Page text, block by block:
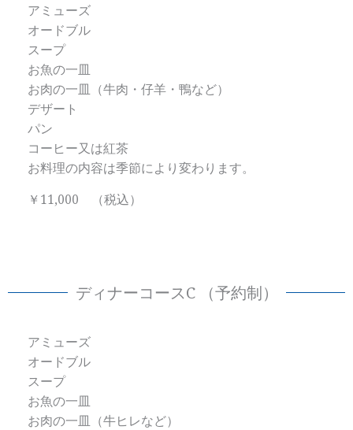
アミューズ
オードブル
スープ
お魚の一皿
お肉の一皿（牛肉・仔羊・鴨など）
デザート
パン
コーヒー又は紅茶
お料理の内容は季節により変わります。
￥11,000 （税込）
ディナーコースC （予約制）
アミューズ
オードブル
スープ
お魚の一皿
お肉の一皿（牛ヒレなど）